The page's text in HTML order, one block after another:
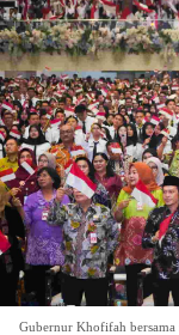
Gubernur Khofifah bersama